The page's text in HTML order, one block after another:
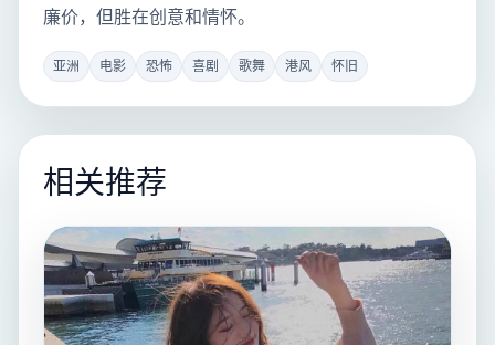
廉价，但胜在创意和情怀。
亚洲 电影 恐怖 喜剧 歌舞 港风 怀旧
相关推荐